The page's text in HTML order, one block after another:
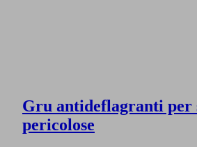
Gru antideflagranti per
pericolose